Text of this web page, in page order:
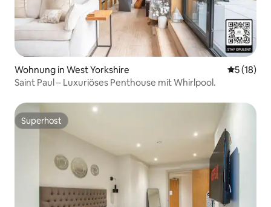
Wohnung in West Yorkshire
5 (18)
Saint Paul – Luxuriöses Penthouse mit Whirlpool.
Superhost
Superhost